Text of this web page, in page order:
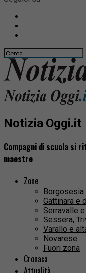
Notizia Oggi.it
Compagni di scuola si
maestre
Zone
Borgosesia
Gattinara e
Serravalle
Sessera,
Varallo e
Novarese
Fuori zona
Cronaca